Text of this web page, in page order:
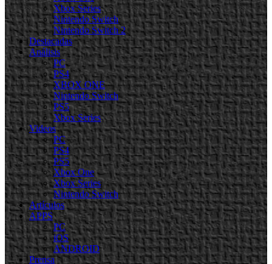
Xbox Series
Nintendo Switch
Nintendo Switch 2
Destacadas
Análisis
PC
PS4
XBOX ONE
Nintendo Switch
PS5
Xbox Series
Videos
PC
PS4
PS5
Xbox One
Xbox Series
Nintendo Switch
Artículos
APPS
PC
iOS
ANDROID
Prensa